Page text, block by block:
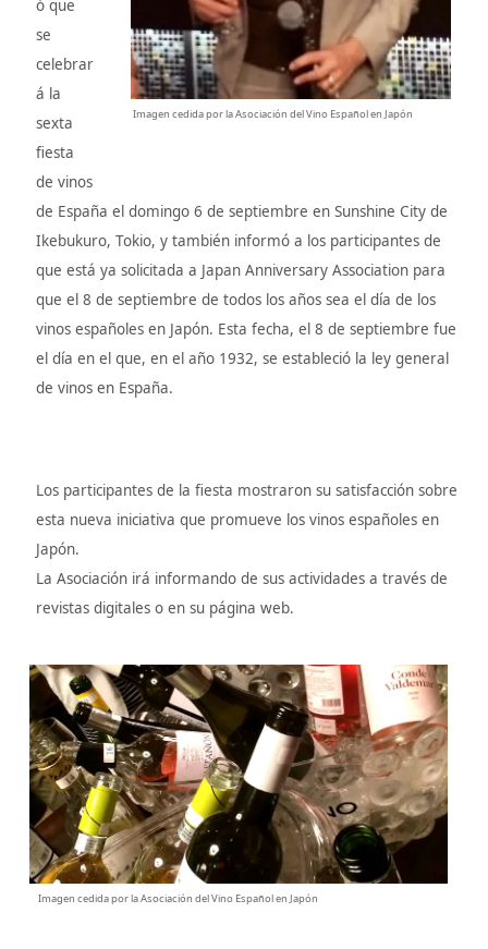
Imagen cedida por la Asociación del Vino Español en Japón
ó que
se
celebrar
á la
sexta
fiesta
de vinos
de España el domingo 6 de septiembre en Sunshine City de
Ikebukuro, Tokio, y también informó a los participantes de
que está ya solicitada a Japan Anniversary Association para
que el 8 de septiembre de todos los años sea el día de los
vinos españoles en Japón. Esta fecha, el 8 de septiembre fue
el día en el que, en el año 1932, se estableció la ley general
de vinos en España.
Los participantes de la fiesta mostraron su satisfacción sobre
esta nueva iniciativa que promueve los vinos españoles en
Japón.
La Asociación irá informando de sus actividades a través de
revistas digitales o en su página web.
Imagen cedida por la Asociación del Vino Español en Japón